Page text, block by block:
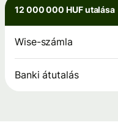
12 000 000 HUF utalása
Wise-számla
Banki átutalás